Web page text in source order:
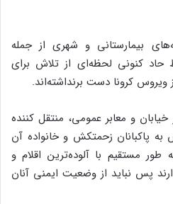
بیمارستانی و شهری از جمله
کنونی لحظه‌ای از تلاش برای
ویروس کرونا دست برنداشته‌اند.
و معابر عمومی، منتقل کننده
پاکبانان زحمتکش و خانواده آن
مستقیم با آلوده‌ترین اقلام و
پس نباید از وضعیت ایمنی آنان